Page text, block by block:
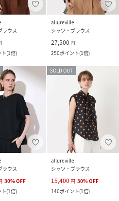
ラウス
ト(1倍)
allureville
シャツ・ブラウス
27,500 円
250ポイント(1倍)
ラウス
30%OFF
ト(1倍)
SOLD OUT
allureville
シャツ・ブラウス
15,400 円 30%OFF
140ポイント(1倍)